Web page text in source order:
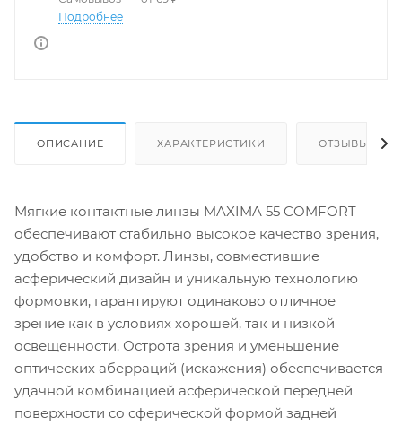
Подробнее
ОПИСАНИЕ ХАРАКТЕРИСТИКИ ОТЗЫВЫ
Мягкие контактные линзы MAXIMA 55 COMFORT
обеспечивают стабильно высокое качество зрения,
удобство и комфорт. Линзы, совместившие
асферический дизайн и уникальную технологию
формовки, гарантируют одинаково отличное
зрение как в условиях хорошей, так и низкой
освещенности. Острота зрения и уменьшение
оптических аберраций (искажения) обеспечивается
удачной комбинацией асферической передней
поверхности со сферической формой задней